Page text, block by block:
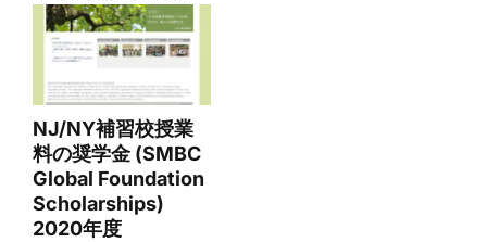
NJ/NY補習校授業
料の奨学金 (SMBC
Global Foundation
Scholarships)
2020年度